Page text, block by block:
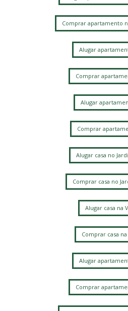
Comprar apartamento
Alugar
Comprar
Alugar
Comprar
Alugar casa no
Comprar casa no
Alugar casa na
Comprar casa
Alugar
Comprar